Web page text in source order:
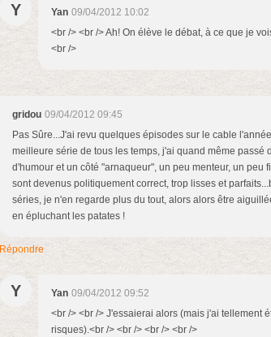
Y Yan 09/04/2012 10:02
<br /> <br /> Ah! On élève le débat, à ce que je
<br />
gridou 09/04/2012 09:45
Pas Sûre...J'ai revu quelques épisodes sur le cable
meilleure série de tous les temps, j'ai quand même passé
d'humour et un côté "arnaqueur", un peu menteur, un peu
sont devenus politiquement correct, trop lisses et
séries, je n'en regarde plus du tout, alors alors être
en épluchant les patates !
Répondre
Y Yan 09/04/2012 09:52
<br /> <br /> J'essaierai alors (mais j'ai tellement
risques).<br /> <br /> <br /> <br />